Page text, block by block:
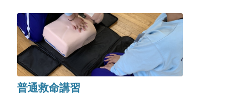
普通救命講習